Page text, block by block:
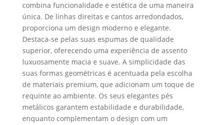
combina funcionalidade e estética de uma maneira
única. De linhas direitas e cantos arredondados,
proporciona um design moderno e elegante.
Destaca-se pelas suas espumas de qualidade
superior, oferecendo uma experiência de assento
luxuosamente macia e suave. A simplicidade das
suas formas geométricas é acentuada pela escolha
de materiais premium, que adicionam um toque de
requinte ao ambiente. Os seus elegantes pés
metálicos garantem estabilidade e durabilidade,
enquanto complementam o design com um